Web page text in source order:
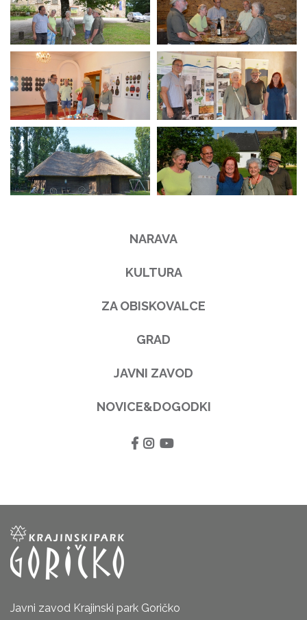
NARAVA
KULTURA
ZA OBISKOVALCE
GRAD
JAVNI ZAVOD
NOVICE&DOGODKI
Javni zavod Krajinski park Goričko